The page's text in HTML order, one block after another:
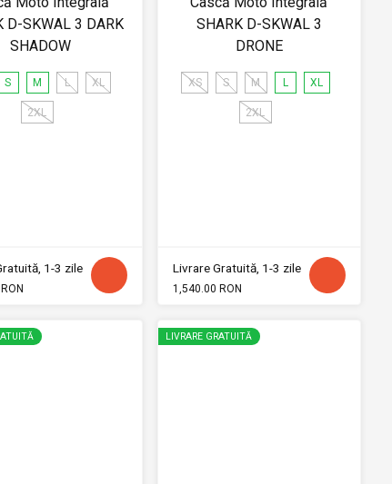
D-SKWAL 3 DARK
SHADOW
S M L XL
2XL
1-3 zile
SHARK D-SKWAL 3
DRONE
XS S M L XL
2XL
Livrare Gratuită, 1-3 zile
1,540.00 RON
LIVRARE GRATUITĂ